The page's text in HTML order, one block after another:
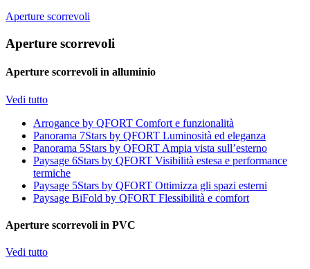
Aperture scorrevoli
Aperture scorrevoli
Aperture scorrevoli in alluminio
Vedi tutto
Arrogance by QFORT Comfort e funzionalità
Panorama 7Stars by QFORT Luminosità ed eleganza
Panorama 5Stars by QFORT Ampia vista sull’esterno
Paysage 6Stars by QFORT Visibilità estesa e performance
termiche
Paysage 5Stars by QFORT Ottimizza gli spazi esterni
Paysage BiFold by QFORT Flessibilità e comfort
Aperture scorrevoli in PVC
Vedi tutto